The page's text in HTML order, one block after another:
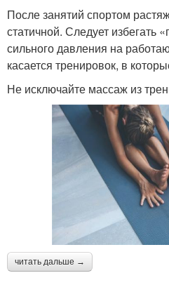
После занятий спортом
статичной. Следует избегать
сильного давления на
касается тренировок, в
Не исключайте массаж из
читать дальше →